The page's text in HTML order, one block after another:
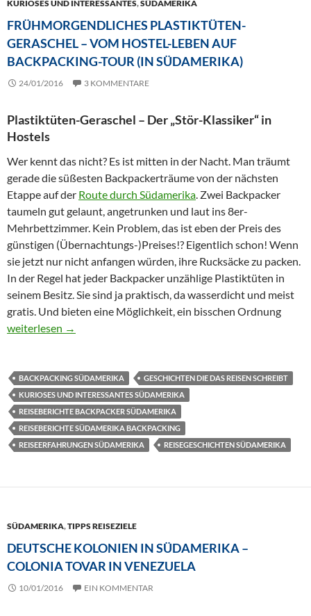
KURIOSES UND INTERESSANTES,SÜDAMERIKA
FRÜHMORGENDLICHES PLASTIKTÜTEN-
GERASCHEL – VOM HOSTEL-LEBEN AUF
BACKPACKING-TOUR (IN SÜDAMERIKA)
24/01/2016 3 KOMMENTARE
Plastiktüten-Geraschel – Der „Stör-Klassiker“ in
Hostels
Wer kennt das nicht? Es ist mitten in der Nacht. Man träumt
gerade die süßesten Backpackerträume von der nächsten
Etappe auf der Route durch Südamerika. Zwei Backpacker
taumeln gut gelaunt, angetrunken und laut ins 8er-
Mehrbettzimmer. Kein Problem, das ist eben der Preis des
günstigen (Übernachtungs-)Preises!? Eigentlich schon! Wenn
sie jetzt nur nicht anfangen würden, ihre Rucksäcke zu packen.
In der Regel hat jeder Backpacker unzählige Plastiktüten in
seinem Besitz. Sie sind ja praktisch, da wasserdicht und meist
gratis. Und bieten eine Möglichkeit, ein bisschen Ordnung
Frühmorgendliches Plastiktüten-Geraschel – Vom Hostel-
weiterlesen →
BACKPACKING SÜDAMERIKA
GESCHICHTEN DIE DAS REISEN SCHREIBT
KURIOSES UND INTERESSANTES SÜDAMERIKA
REISEBERICHTE BACKPACKER SÜDAMERIKA
REISEBERICHTE SÜDAMERIKA BACKPACKING
REISEERFAHRUNGEN SÜDAMERIKA
REISEGESCHICHTEN SÜDAMERIKA
SÜDAMERIKA,TIPPS REISEZIELE
DEUTSCHE KOLONIEN IN SÜDAMERIKA –
COLONIA TOVAR IN VENEZUELA
10/01/2016 EIN KOMMENTAR